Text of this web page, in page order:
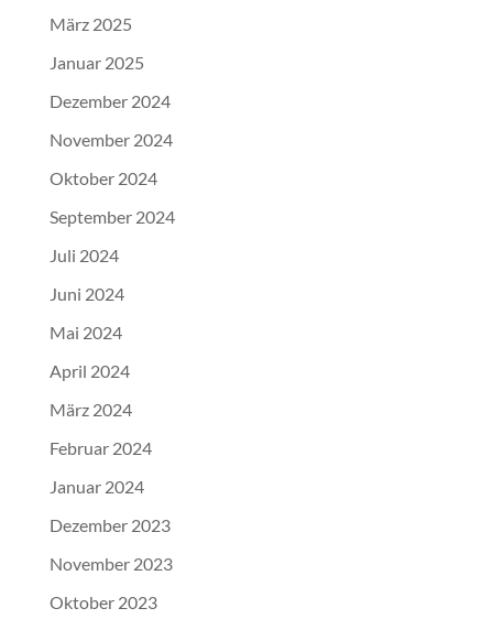
März 2025
Januar 2025
Dezember 2024
November 2024
Oktober 2024
September 2024
Juli 2024
Juni 2024
Mai 2024
April 2024
März 2024
Februar 2024
Januar 2024
Dezember 2023
November 2023
Oktober 2023